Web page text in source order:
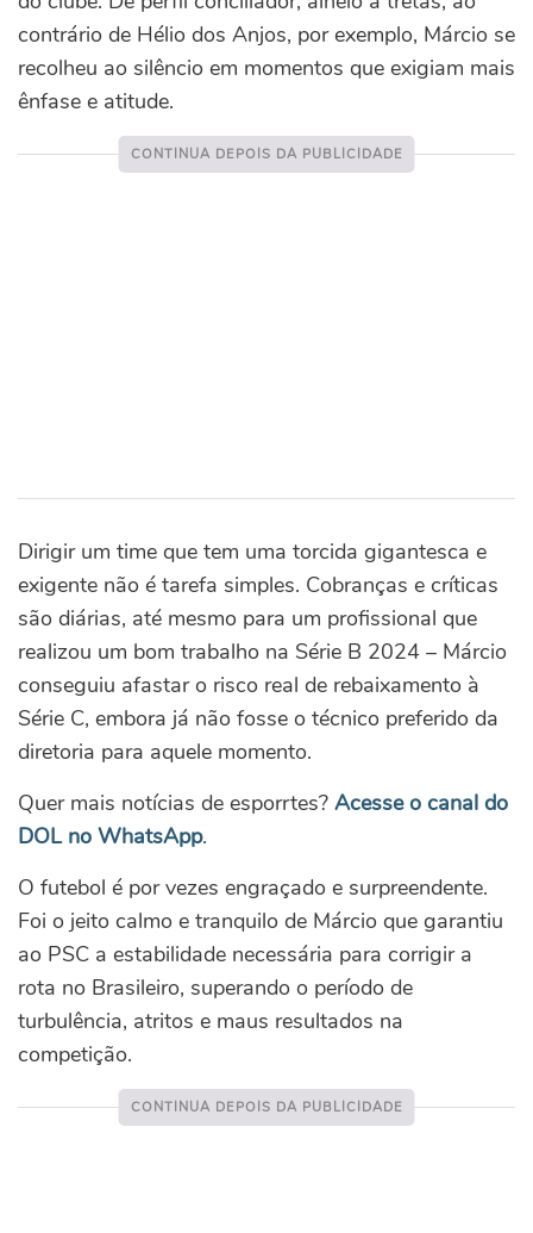
contrário de Hélio dos Anjos, por exemplo, Márcio se
recolheu ao silêncio em momentos que exigiam mais
ênfase e atitude.
Dirigir um time que tem uma torcida gigantesca e
exigente não é tarefa simples. Cobranças e críticas
são diárias, até mesmo para um profissional que
realizou um bom trabalho na Série B 2024 – Márcio
conseguiu afastar o risco real de rebaixamento à
Série C, embora já não fosse o técnico preferido da
diretoria para aquele momento.
Quer mais notícias de esporrtes? Acesse o canal do
DOL no WhatsApp.
O futebol é por vezes engraçado e surpreendente.
Foi o jeito calmo e tranquilo de Márcio que garantiu
ao PSC a estabilidade necessária para corrigir a
rota no Brasileiro, superando o período de
turbulência, atritos e maus resultados na
competição.